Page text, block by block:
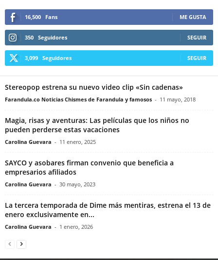
16,500 Fans ME GUSTA
350 Seguidores SEGUIR
3,099 Seguidores SEGUIR
Stereopop estrena su nuevo video clip «Sin cadenas»
Farandula.co Noticias Chismes de Farandula y famosos - 11 mayo, 2018
Magia, risas y aventuras: Las películas que los niños no
pueden perderse estas vacaciones
Carolina Guevara - 11 enero, 2025
SAYCO y asobares firman convenio que beneficia a
empresarios afiliados
Carolina Guevara - 30 mayo, 2023
La tercera temporada de Dime más mentiras, estrena el 13 de
enero exclusivamente en...
Carolina Guevara - 1 enero, 2026